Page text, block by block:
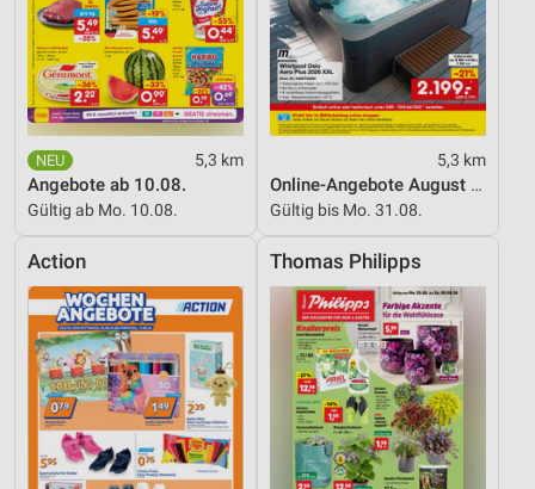
5,3 km
Angebote ab 10.08.
Gültig ab Mo. 10.08.
5,3 km
Online-Angebote August 2026
Gültig bis Mo. 31.08.
Action Thomas Philipps